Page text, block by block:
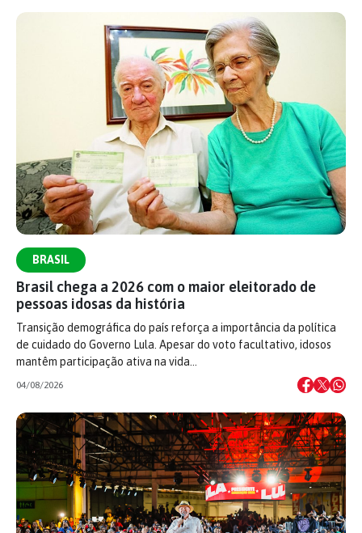
BRASIL
Brasil chega a 2026 com o maior eleitorado de
pessoas idosas da história
Transição demográfica do país reforça a importância da política
de cuidado do Governo Lula. Apesar do voto facultativo, idosos
mantêm participação ativa na vida…
04/08/2026